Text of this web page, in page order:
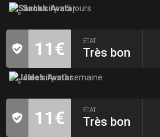
Sachail y a 5 jours
11€ ÉTAT
Très bon
Julesil y a 1 semaine
11€ ÉTAT
Très bon